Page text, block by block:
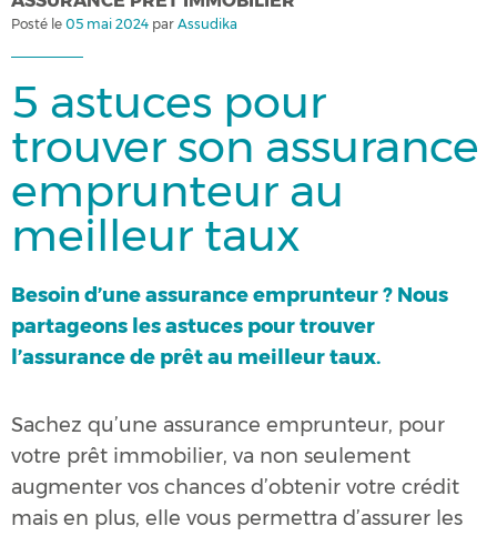
Assurance emprunteur
Assurance professionnelle
Assurance entreprise
Posté le 05 mai 2024 par Assudika
5 astuces pour
trouver son assurance
emprunteur au
meilleur taux
Besoin d’une assurance emprunteur ? Nous
partageons les astuces pour trouver
l’assurance de prêt au meilleur taux.
Sachez qu’une assurance emprunteur, pour
votre prêt immobilier, va non seulement
augmenter vos chances d’obtenir votre crédit
mais en plus, elle vous permettra d’assurer les